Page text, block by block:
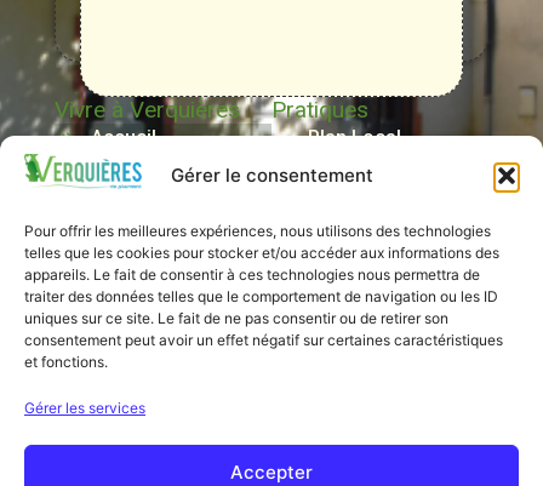
Gérer le consentement
Pour offrir les meilleures expériences, nous utilisons des technologies
telles que les cookies pour stocker et/ou accéder aux informations des
appareils. Le fait de consentir à ces technologies nous permettra de
traiter des données telles que le comportement de navigation ou les ID
uniques sur ce site. Le fait de ne pas consentir ou de retirer son
consentement peut avoir un effet négatif sur certaines caractéristiques
et fonctions.
Gérer les services
Accepter
et
Durance
Vivre à Verquières
Accueil
Le conseil
Evènements et
manifestations
La médiathèque
Groupe Scolaire
Regain
Micro-crèche
Pratiques
Plan Local
d’Urbanisme
personne
Environnement
Démarches
Traitement des
données et RGPD